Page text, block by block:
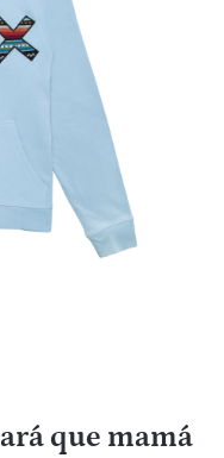
que mamá